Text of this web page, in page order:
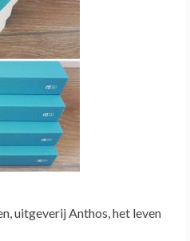
uitgeverij Anthos, het leven